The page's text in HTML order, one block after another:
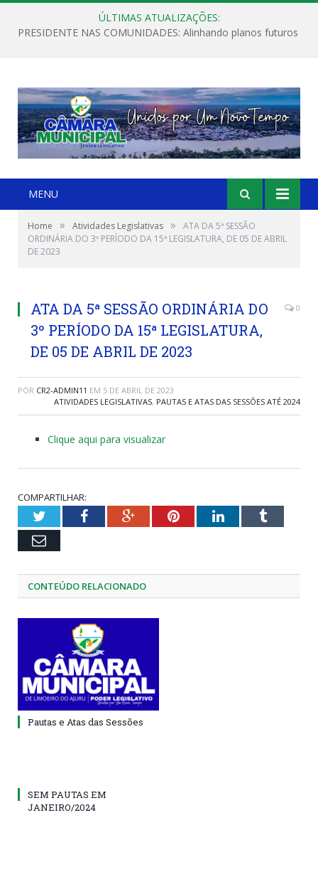
ÚLTIMAS ATUALIZAÇÕES:
PRESIDENTE NAS COMUNIDADES: Alinhando planos futuros
MENU
Home » Atividades Legislativas »
ATA DA 5ª SESSÃO
ORDINÁRIA DO 3º PERÍODO DA 15ª LEGISLATURA, DE 05 DE ABRIL
DE 2023
ATA DA 5ª SESSÃO ORDINÁRIA DO
3º PERÍODO DA 15ª LEGISLATURA,
DE 05 DE ABRIL DE 2023
0
POR CR2-ADMIN11 EM 5 DE ABRIL DE 2023
ATIVIDADES LEGISLATIVAS, PAUTAS E ATAS DAS SESSÕES ATÉ 2024
Clique aqui para visualizar
COMPARTILHAR:
TwitterFacebookGoogle+PinterestLinkedInTumblr
Email
CONTEÚDO RELACIONADO
Pautas e Atas das Sessões
SEM PAUTAS EM
JANEIRO/2024